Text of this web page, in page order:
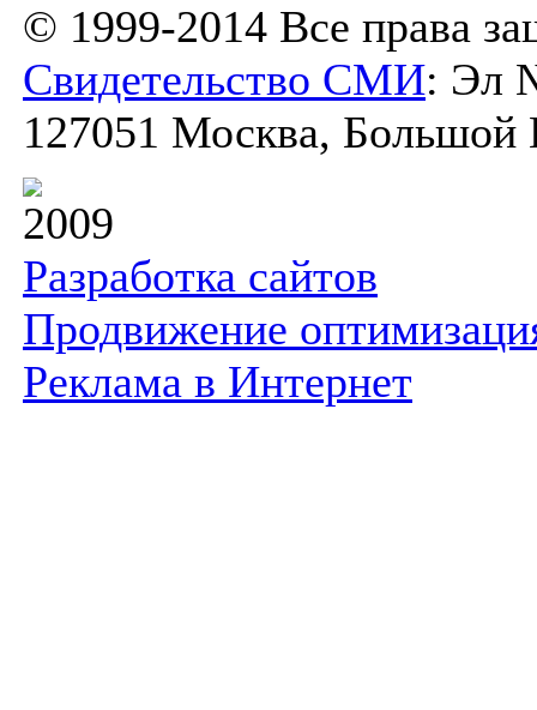
© 1999-2014 Все права
Свидетельство СМИ: Эл
127051 Москва, Большой
2009
Разработка сайтов
Продвижение
Реклама в Интернет